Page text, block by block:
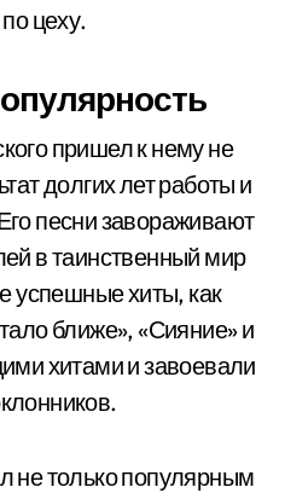
цеху.
пришел к нему не
долгих лет работы и
песни завораживают
в таинственный мир
успешные хиты, как
ближе», «Сияние» и
хитами и завоевали
не только популярным